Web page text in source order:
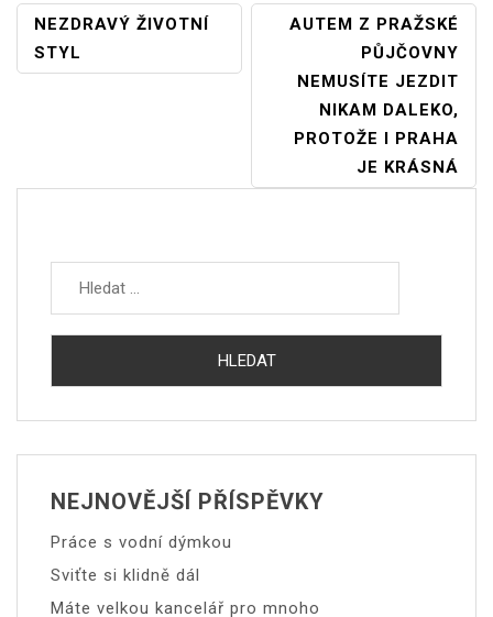
Navigace
Pro
NEZDRAVÝ ŽIVOTNÍ
STYL
AUTEM Z PRAŽSKÉ
PŮJČOVNY
NEMUSÍTE JEZDIT
NIKAM DALEKO,
PROTOŽE I PRAHA
JE KRÁSNÁ
NEJNOVĚJŠÍ PŘÍSPĚVKY
Práce s vodní dýmkou
Sviťte si klidně dál
Máte velkou kancelář pro mnoho